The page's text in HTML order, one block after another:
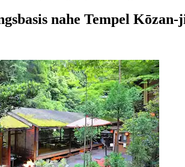
nahe Tempel Kōzan-